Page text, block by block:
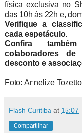
física exclusiva no
das 10h às 22h e,
Verifique a
cada espetáculo.
Confira
colaboradores
desconto e
Foto: Annelize
Flash Curitiba at 15:07
Compartilhar